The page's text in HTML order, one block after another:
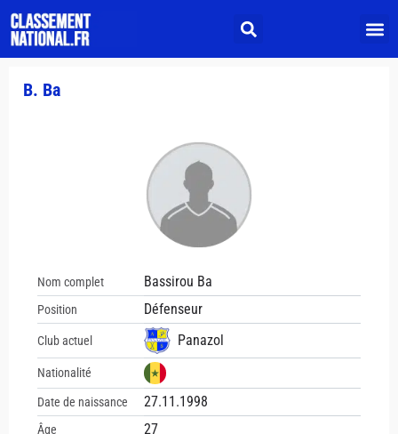
B. Ba
Nom complet Bassirou Ba
Position Défenseur
Club actuel Panazol
Nationalité
Date de naissance 27.11.1998
Âge 27